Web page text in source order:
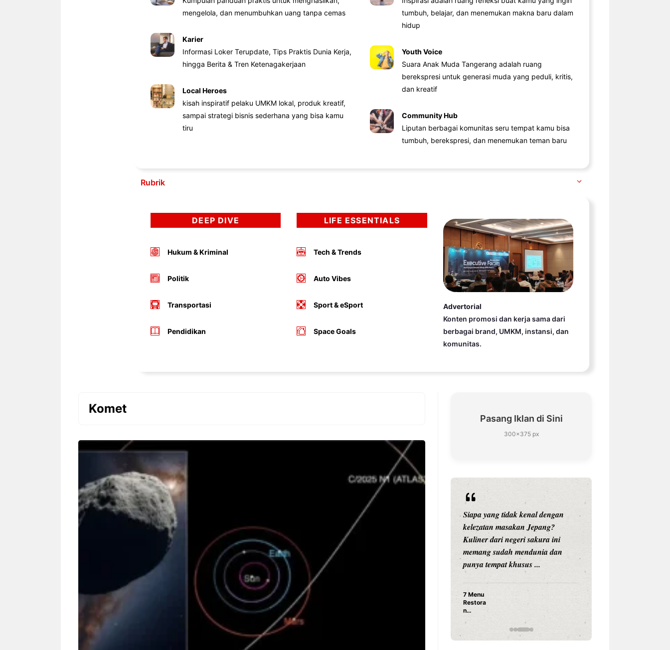
mengelola, dan menumbuhkan uang tanpa cemas
Karier
Informasi Loker Terupdate, Tips Praktis Dunia Kerja,
hingga Berita & Tren Ketenagakerjaan
Local Heroes
kisah inspiratif pelaku UMKM lokal, produk kreatif,
sampai strategi bisnis sederhana yang bisa kamu
tiru
tumbuh, belajar, dan menemukan makna baru dalam
hidup
Youth Voice
Suara Anak Muda Tangerang adalah ruang
berekspresi untuk generasi muda yang peduli, kritis,
dan kreatif
Community Hub
Liputan berbagai komunitas seru tempat kamu bisa
tumbuh, berekspresi, dan menemukan teman baru
Rubrik
DEEP DIVE
Hukum & Kriminal
Politik
Transportasi
Pendidikan
LIFE ESSENTIALS
Tech & Trends
Auto Vibes
Sport & eSport
Space Goals
Advertorial
Konten promosi dan kerja sama dari
berbagai brand, UMKM, instansi, dan
komunitas.
Komet
Pasang Iklan di Sini
300×375 px
Siapa sangka, dua nama besar di
dunia hiburan, Nunung Srimulat
Nunung Srimulat & Vicky
Mami Bikin Nagih!
Bandung – Menyambut pergantian
tahun 2026, restoran all you can
eat Kakkoii All You Can Eat
Bandung menghadirkan
penawaran spesial ...
Sambut 2026, Kakkoii
Bandung Hadirkan Pesta All
You Can Eat Mulai Rp
145.000
Pernah gak sih kamu mulai
ngerjain sesuatu cuma buat iseng-
iseng, eh ternyata malah jadi
peluang bisnis yang
menguntungkan? Nah, itulah ...
Siapa yang tidak kenal dengan
kelezatan masakan Jepang?
Kuliner dari negeri sakura ini
memang sudah mendunia dan
punya tempat khusus ...
7 Menu
Restora
n
yang
Dicoba,